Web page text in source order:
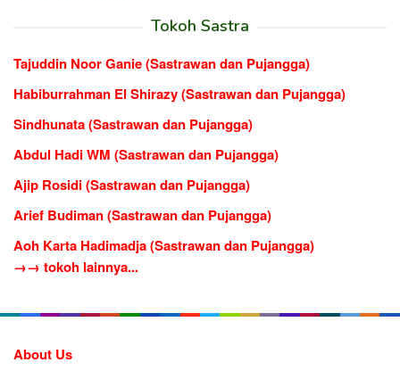
Tokoh Sastra
Tajuddin Noor Ganie (Sastrawan dan Pujangga)
Habiburrahman El Shirazy (Sastrawan dan Pujangga)
Sindhunata (Sastrawan dan Pujangga)
Abdul Hadi WM (Sastrawan dan Pujangga)
Ajip Rosidi (Sastrawan dan Pujangga)
Arief Budiman (Sastrawan dan Pujangga)
Aoh Karta Hadimadja (Sastrawan dan Pujangga)
→→ tokoh lainnya...
About Us